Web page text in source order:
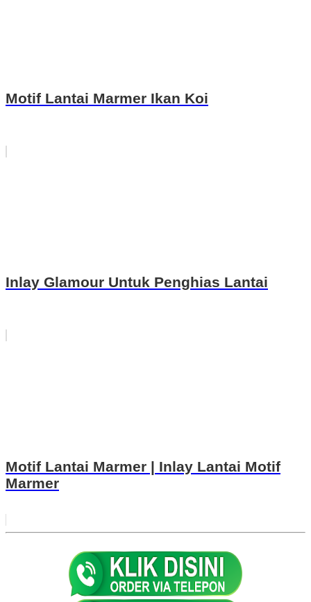
Motif Lantai Marmer Ikan Koi
Inlay Glamour Untuk Penghias Lantai
Motif Lantai Marmer | Inlay Lantai Motif
Marmer